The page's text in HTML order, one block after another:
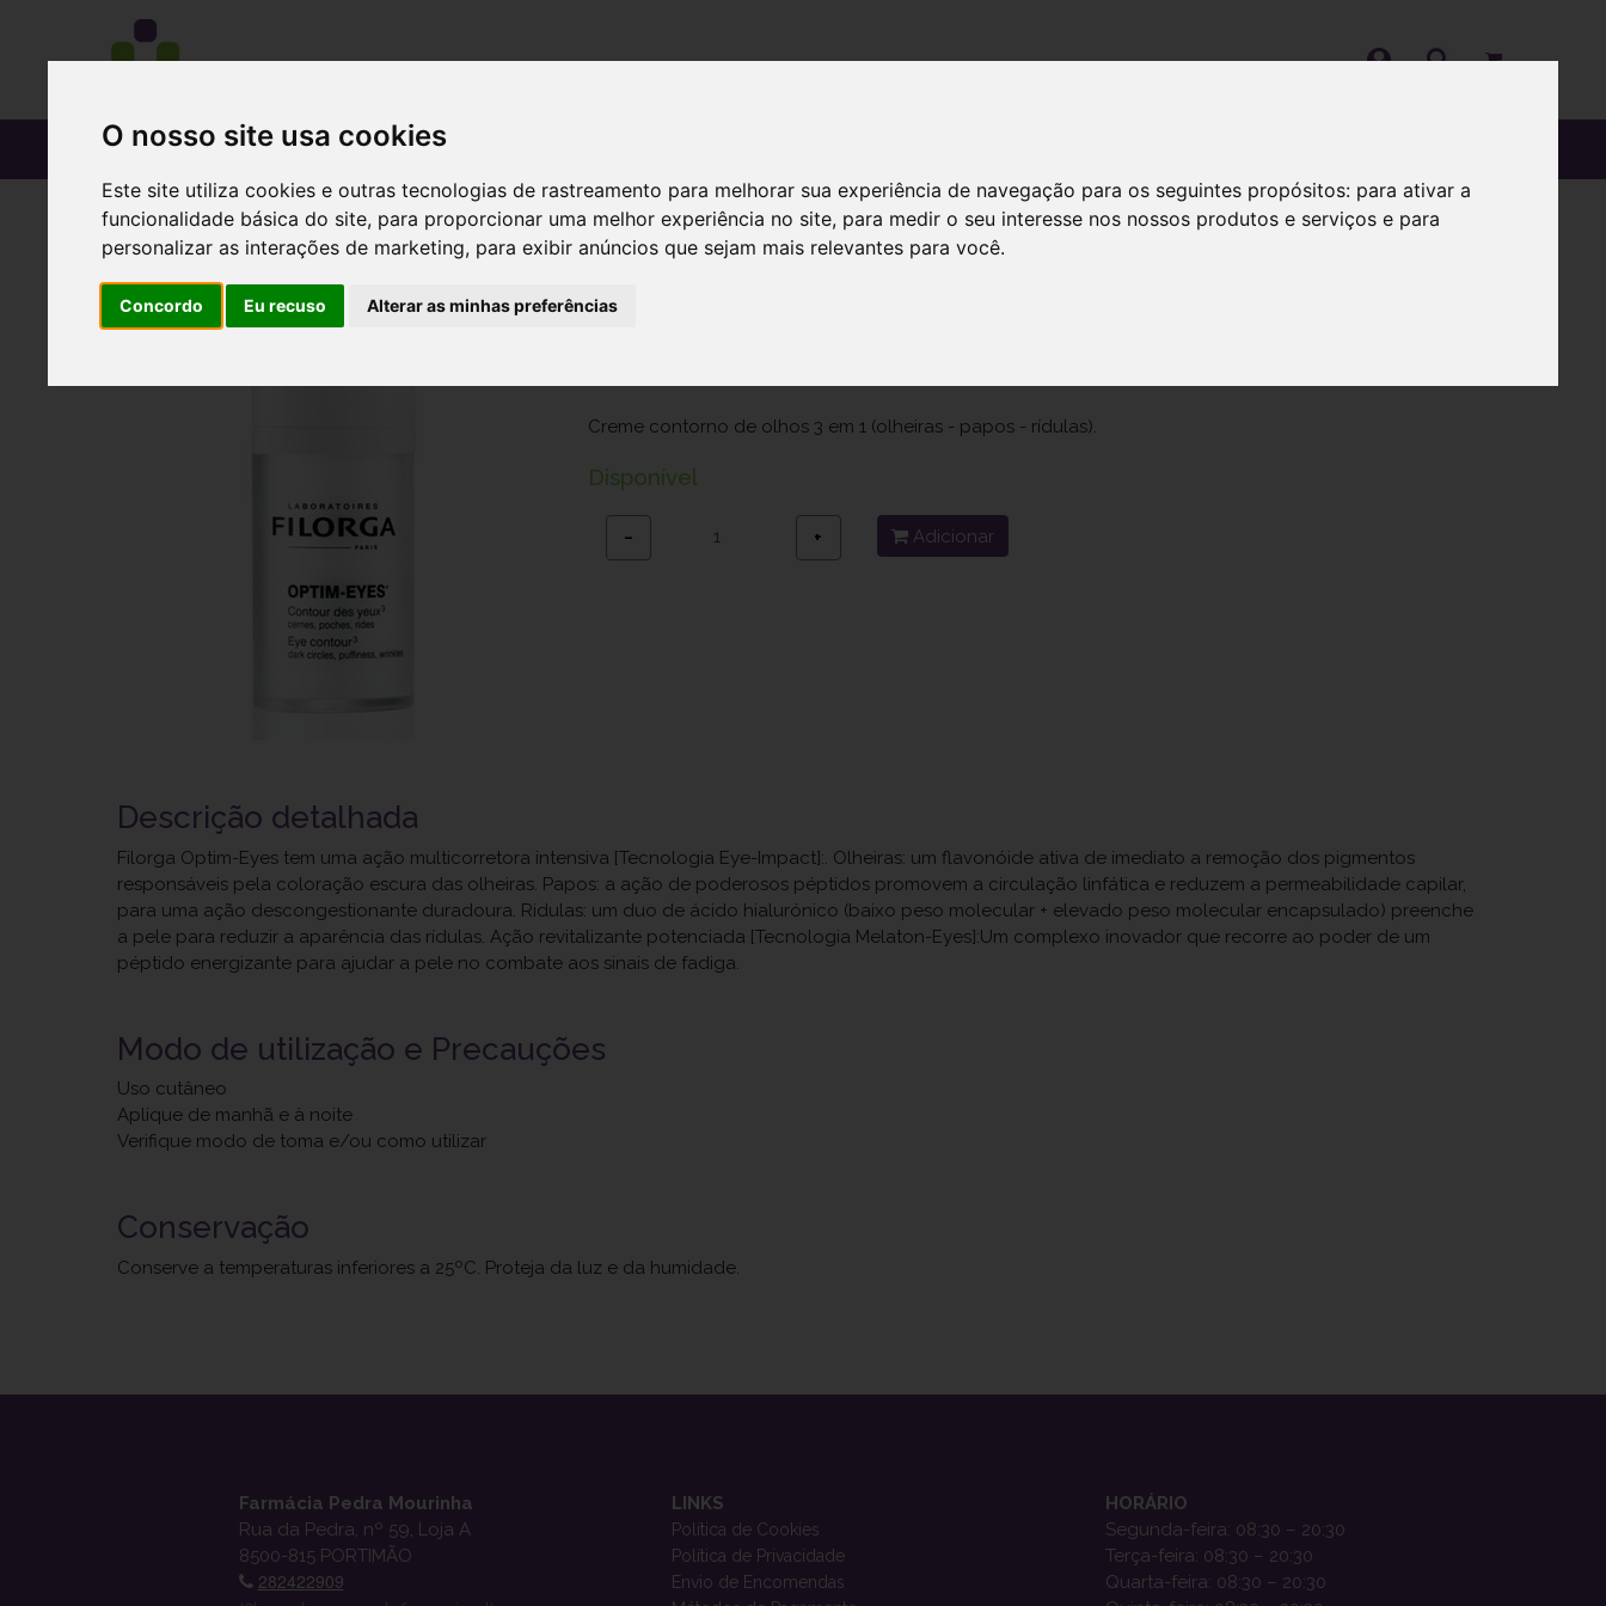
O nosso site usa cookies
Este site utiliza cookies e outras tecnologias de rastreamento para melhorar sua experiência de navegação para os seguintes propósitos: para ativar a
funcionalidade básica do site, para proporcionar uma melhor experiência no site, para medir o seu interesse nos nossos produtos e serviços e para
personalizar as interações de marketing, para exibir anúncios que sejam mais relevantes para você.
Concordo Eu recuso Alterar as minhas preferências
CATÁLOGO
Filorga Optim Eye Cr Contorno Olhos 15ml
Creme contorno de olhos 3 em 1 (olheiras - papos - rídulas).
Disponível
− + Adicionar
Descrição detalhada
Filorga Optim-Eyes tem uma ação multicorretora intensiva [Tecnologia Eye-Impact]:. Olheiras: um flavonóide ativa de imediato a remoção dos pigmentos
responsáveis pela coloração escura das olheiras. Papos: a ação de poderosos péptidos promovem a circulação linfática e reduzem a permeabilidade capilar,
para uma ação descongestionante duradoura. Rídulas: um duo de ácido hialurónico (baixo peso molecular + elevado peso molecular encapsulado) preenche
a pele para reduzir a aparência das rídulas. Ação revitalizante potenciada [Tecnologia Melaton-Eyes]:Um complexo inovador que recorre ao poder de um
péptido energizante para ajudar a pele no combate aos sinais de fadiga.
Modo de utilização e Precauções
Uso cutâneo
Aplique de manhã e à noite
Verifique modo de toma e/ou como utilizar
Conservação
Conserve a temperaturas inferiores a 25ºC. Proteja da luz e da humidade.
Farmácia Pedra Mourinha
Rua da Pedra, nº 59, Loja A
8500-815 PORTIMÃO
282422909
LINKS
Política de Cookies
Política de Privacidade
Envio de Encomendas
HORÁRIO
Segunda-feira: 08:30 – 20:30
Terça-feira: 08:30 – 20:30
Quarta-feira: 08:30 – 20:30